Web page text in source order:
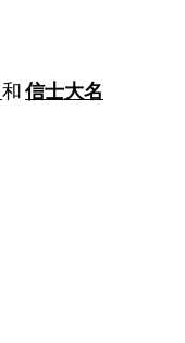
和信士大名